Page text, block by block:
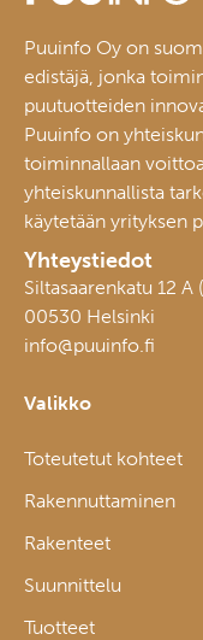
Puuinfo Oy on
edistäjä, jonka
puutuotteiden
Puuinfo on
toiminnallaan
yhteiskunnallista
käytetään yrityksen
Yhteystiedot
Siltasaarenkatu 12 A
00530 Helsinki
info@puuinfo.fi
Valikko
Toteutetut kohteet
Rakennuttaminen
Rakenteet
Suunnittelu
Tuotteet